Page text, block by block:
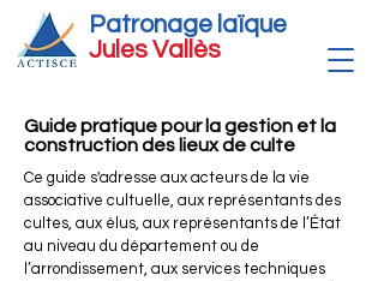
Patronage laïque
Jules Vallès
Guide pratique pour la gestion et la
construction des lieux de culte
Ce guide s'adresse aux acteurs de la vie
associative cultuelle, aux représentants des
cultes, aux élus, aux représentants de l’État
au niveau du département ou de
l’arrondissement, aux services techniques